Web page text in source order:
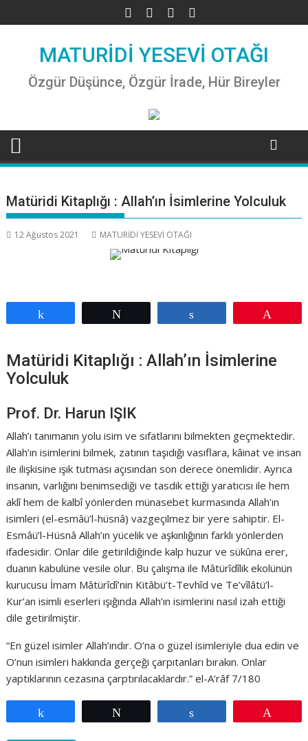
to
MATURİDİ YESEVİ OTAĞI
Özgür Düşünce, Özgür İrade, Hür Bireyler
Matüridi Kitaplığı : Allah’ın İsimlerine Yolculuk
12 Ağustos 2021 MATURİDİ YESEVİ OTAĞI
Matüridi Kitaplığı : Allah’ın İsimlerine
Yolculuk
Prof. Dr. Harun IŞIK
Allah’ı tanımanın yolu isim ve sıfatlarını bilmekten geçmektedir.
Allah’ın isimlerini bilmek, zatının taşıdığı vasıflara, kâinat ve insan
ile ilişkisine ışık tutması açısından son derece önemlidir. Ayrıca
insanın, varlığını benimsediği ve tasdik ettiği yaratıcısı ile hem
aklî hem de kalbî yönlerden münasebet kurmasında Allah’ın
isimleri (el-esmâü’l-hüsnâ) vazgeçilmez bir yere sahiptir. El-
Esmâü’l-Hüsnâ Allah’ın yücelik ve aşkınlığının farklı yönlerden
ifadesidir. Onlar dile getirildiğinde kalp huzur ve sükûna erer,
duanın kabulüne vesile olur. Bu çalışma ile Mâtürîdîlik ekolünün
kurucusu İmam Mâtürîdî’nin Kitâbü’t-Tevhîd ve Te’vîlâtü’l-
Kur’an isimli eserleri ışığında Allah’ın isimlerini nasıl izah ettiği
dile getirilmiştir.
“En güzel isimler Allah’ındır. O’na o güzel isimleriyle dua edin ve
O’nun isimleri hakkında gerçeği çarpıtanları bırakın. Onlar
yaptıklarının cezasına çarptırılacaklardır.” el-A’râf 7/180